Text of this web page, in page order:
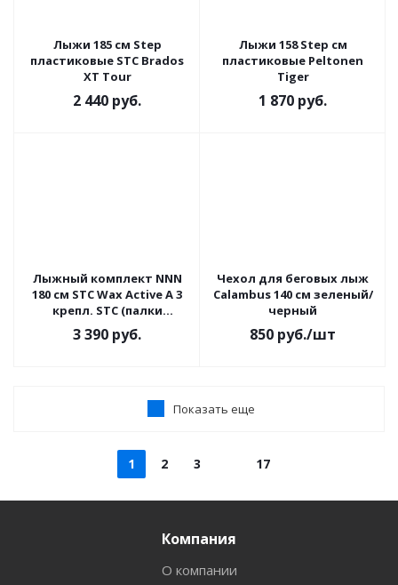
Лыжи 185 см Step
пластиковые STC Brados
XT Tour
2 440 руб.
Лыжи 158 Step см
пластиковые Peltonen
Tiger
1 870 руб.
Лыжный комплект NNN
180 см STC Wax Active A 3
крепл. STC (палки
стеклопластик)
3 390 руб.
Чехол для беговых лыж
Calambus 140 см зеленый/
черный
850 руб./шт
Показать еще
1 2 3 17
Компания
О компании